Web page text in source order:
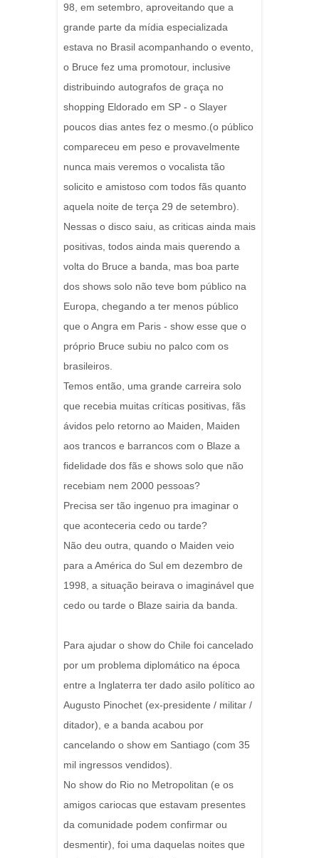
98, em setembro, aproveitando que a
grande parte da mídia especializada
estava no Brasil acompanhando o evento,
o Bruce fez uma promotour, inclusive
distribuindo autografos de graça no
shopping Eldorado em SP - o Slayer
poucos dias antes fez o mesmo.(o público
compareceu em peso e provavelmente
nunca mais veremos o vocalista tão
solicito e amistoso com todos fãs quanto
aquela noite de terça 29 de setembro).
Nessas o disco saiu, as criticas ainda mais
positivas, todos ainda mais querendo a
volta do Bruce a banda, mas boa parte
dos shows solo não teve bom público na
Europa, chegando a ter menos público
que o Angra em Paris - show esse que o
próprio Bruce subiu no palco com os
brasileiros.
Temos então, uma grande carreira solo
que recebia muitas críticas positivas, fãs
ávidos pelo retorno ao Maiden, Maiden
aos trancos e barrancos com o Blaze a
fidelidade dos fãs e shows solo que não
recebiam nem 2000 pessoas?
Precisa ser tão ingenuo pra imaginar o
que aconteceria cedo ou tarde?
Não deu outra, quando o Maiden veio
para a América do Sul em dezembro de
1998, a situação beirava o imaginável que
cedo ou tarde o Blaze sairia da banda.
Para ajudar o show do Chile foi cancelado
por um problema diplomático na época
entre a Inglaterra ter dado asilo político ao
Augusto Pinochet (ex-presidente / militar /
ditador), e a banda acabou por
cancelando o show em Santiago (com 35
mil ingressos vendidos).
No show do Rio no Metropolitan (e os
amigos cariocas que estavam presentes
da comunidade podem confirmar ou
desmentir), foi uma daquelas noites que